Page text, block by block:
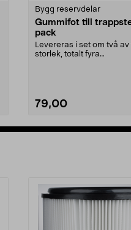
Bygg reservdelar
Gummifot till
pack
Levereras i set om två av
storlek, totalt fyra
79,00